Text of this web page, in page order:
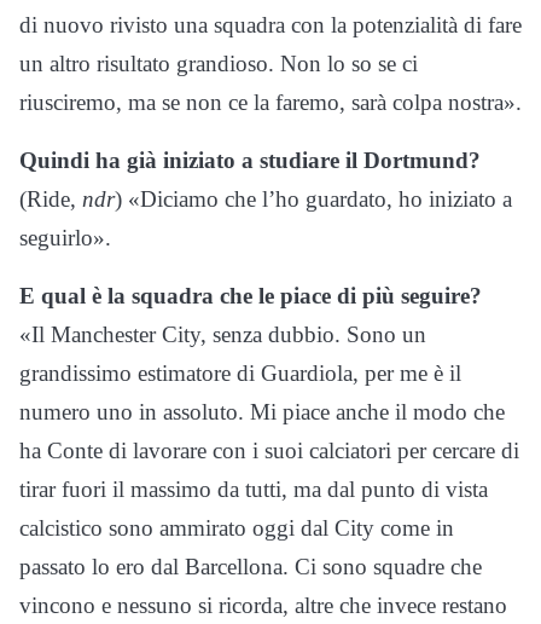
di nuovo rivisto una squadra con la potenzialità di fare
un altro risultato grandioso. Non lo so se ci
riusciremo, ma se non ce la faremo, sarà colpa nostra».
Quindi ha già iniziato a studiare il Dortmund?
(Ride, ndr) «Diciamo che l’ho guardato, ho iniziato a
seguirlo».
E qual è la squadra che le piace di più seguire?
«Il Manchester City, senza dubbio. Sono un
grandissimo estimatore di Guardiola, per me è il
numero uno in assoluto. Mi piace anche il modo che
ha Conte di lavorare con i suoi calciatori per cercare di
tirar fuori il massimo da tutti, ma dal punto di vista
calcistico sono ammirato oggi dal City come in
passato lo ero dal Barcellona. Ci sono squadre che
vincono e nessuno si ricorda, altre che invece restano